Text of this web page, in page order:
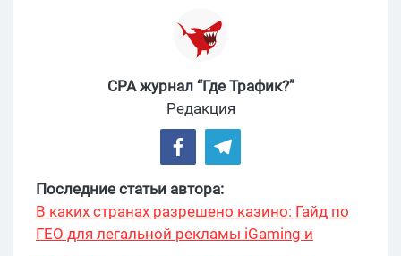
CPA журнал “Где Трафик?”
Редакция
Последние статьи автора:
В каких странах разрешено казино: Гайд по
ГЕО для легальной рекламы iGaming и